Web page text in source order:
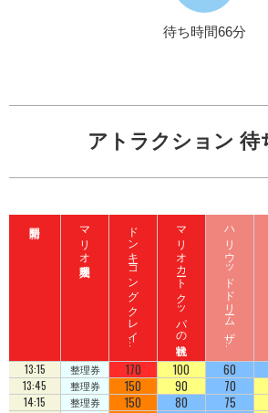
待ち時間66分
アトラクション 待
マリオ入場整理券 ド
ン
キ
ーコ
ン
グ
ク
レ
イ
ジ
ート
ロ
ッ
コ
マリオカート クッパの挑戦状 ハ
リ
ウ
ッ
ド
ド
リ
ーム
ザ
ラ
イ
ド
13:15 整理券 170 100 60
13:45 整理券 150 90 70
14:15 整理券 150 80 75